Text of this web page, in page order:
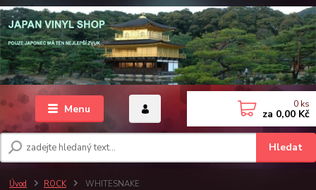
Menu
Hledat
0 ks
za 0,00 Kč
Úvod ROCK WHITESNAKE